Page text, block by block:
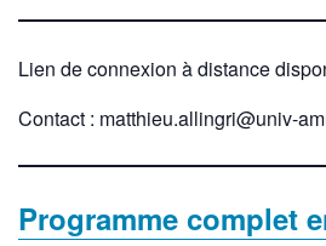
Lien de connexion à distance
Contact : matthieu.allingri@univ-
Programme complet